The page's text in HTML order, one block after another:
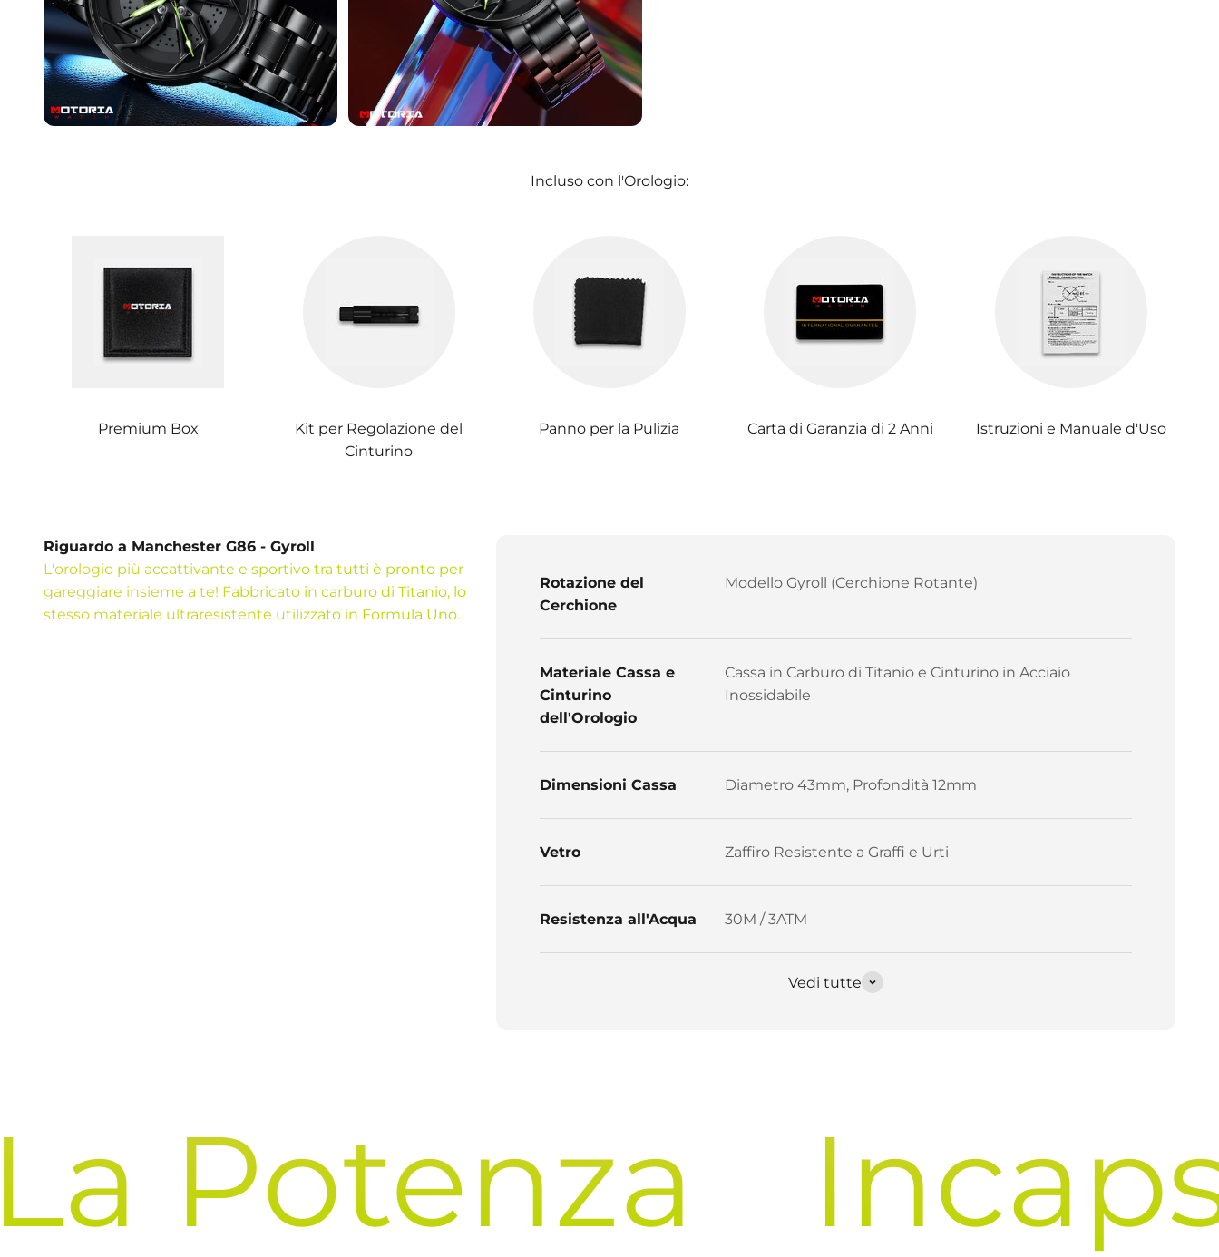
Incluso con l'Orologio:
Premium Box
Kit per Regolazione del
Cinturino
Panno per la Pulizia Carta di Garanzia di 2 Anni Istruzioni e Manuale d'Uso
Riguardo a Manchester G86 - Gyroll
L'orologio più accattivante e sportivo tra tutti è pronto per
gareggiare insieme a te! Fabbricato in carburo di Titanio, lo
stesso materiale ultraresistente utilizzato in Formula Uno.
Rotazione del
Cerchione
Modello Gyroll (Cerchione Rotante)
Materiale Cassa e
Cinturino
dell'Orologio
Cassa in Carburo di Titanio e Cinturino in Acciaio
Inossidabile
Dimensioni Cassa Diametro 43mm, Profondità 12mm
Vetro Zaffiro Resistente a Graffi e Urti
Resistenza all'Acqua 30M / 3ATM
Vedi tutte